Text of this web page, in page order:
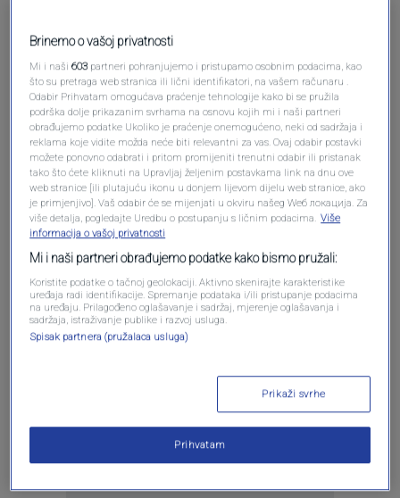
Pošalji komentar
Oglas
Brinemo o vašoj privatnosti
Mi i naši603 partneri pohranjujemo i pristupamo osobnim podacima, kao
što su pretraga web stranica ili lični identifikatori, na vašem računaru .
Odabir Prihvatam omogućava praćenje tehnologije kako bi se pružila
podrška dolje prikazanim svrhama na osnovu kojih mi i naši partneri
obrađujemo podatke Ukoliko je praćenje onemogućeno, neki od sadržaja i
reklama koje vidite možda neće biti relevantni za vas. Ovaj odabir postavki
možete ponovno odabrati i pritom promijeniti trenutni odabir ili pristanak
tako što ćete kliknuti na Upravljaj željenim postavkama link na dnu ove
web stranice [ili plutajuću ikonu u donjem lijevom dijelu web stranice, ako
je primjenjivo]. Vaš odabir će se mijenjati u okviru našeg Wеб локација. Za
više detalja, pogledajte Uredbu o postupanju s ličnim podacima. Više
informacija o vašoj privatnosti
Mi i naši partneri obrađujemo podatke kako bismo pružali:
Koristite podatke o tačnoj geolokaciji. Aktivno skenirajte karakteristike
uređaja radi identifikacije. Spremanje podataka i/ili pristupanje podacima
na uređaju. Prilagođeno oglašavanje i sadržaj, mjerenje oglašavanja i
sadržaja, istraživanje publike i razvoj usluga.
Spisak partnera (pružalaca usluga)
Prikaži svrhe
Prihvatam